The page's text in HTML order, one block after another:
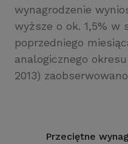
wynagrodzenie
wyższe o ok. 1,5% w
poprzedniego
analogicznego
2013)
Przeciętne